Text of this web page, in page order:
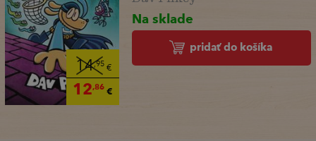
14,95€
12,86€
Na sklade
pridať do košíka